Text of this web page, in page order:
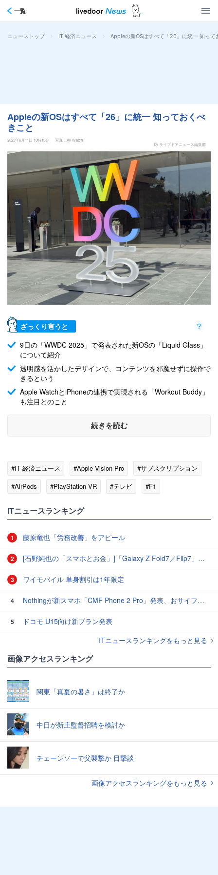
一覧
ニューストップ > IT 経済ニュース > Appleの新OSはすべて「26」に統一 知って
Appleの新OSはすべて「26」に統一 知っておくべ
きこと
2025年6月11日 10時13分
写真：AV Watch
by ライブドアニュース編集部
ざっくり言うと
9日の「WWDC 2025」で発表された新OSの「Liquid Glass」
について紹介
透明感を活かしたデザインで、コンテンツを邪魔せずに操作で
きるという
Apple WatchとiPhoneの連携で実現される「Workout Buddy」
も注目とのこと
続きを読む
#IT 経済ニュース #Apple Vision Pro
#サブスクリプション
#AirPods
#PlayStation VR #テレビ #F1
ITニュースランキング
1 藤原竜也「労務改善」をアピール
2 [石野純也の「スマホとお金」]「Galaxy Z Fold7／Flip7」発表、注目したいソフトバンクの価格攻勢
3 ワイモバイル 単身割引は1年限定
4 Nothingが新スマホ「CMF Phone 2 Pro」発表、おサイフケータイ・eSIM対応で4万円台
5
ドコモ U15向け新プラン発表
ITニュースランキングをもっと見る
画像アクセスランキング
関東「真夏の暑さ」は終了か
中日が新庄監督招聘を検討か
チェーンソーで父襲撃か 目撃談
画像アクセスランキングをもっと見る